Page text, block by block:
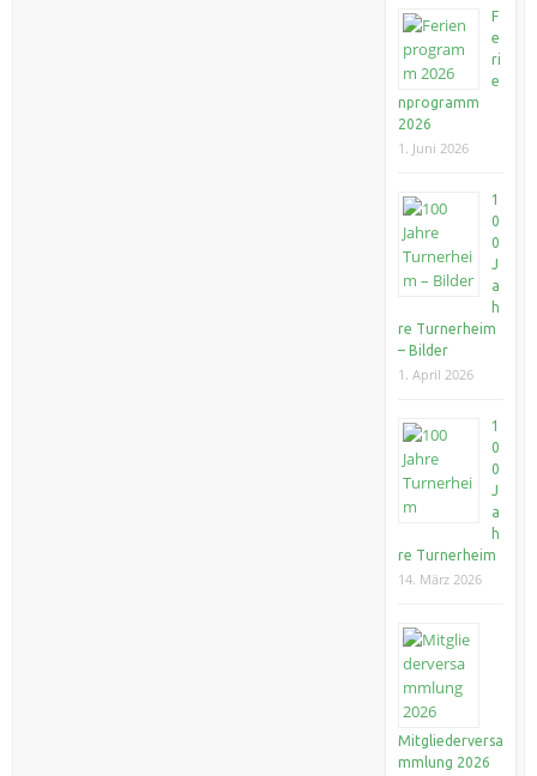
F
e
ri
e
nprogramm
2026
1. Juni 2026
1
0
0
J
a
h
re Turnerheim
– Bilder
1. April 2026
1
0
0
J
a
h
re Turnerheim
14. März 2026
Mitgliederversa
mmlung 2026